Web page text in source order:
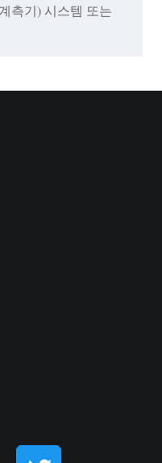
측기) 시스템 또는